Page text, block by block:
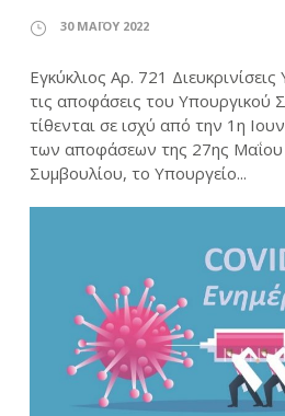
30 ΜΑΪ́ΟΥ 2022
Εγκύκλιος Αρ. 721
τις αποφάσεις του Υπουργικού
τίθενται σε ισχύ από την 1η
των αποφάσεων της 27ης
Συμβουλίου, το Υπουργείο...